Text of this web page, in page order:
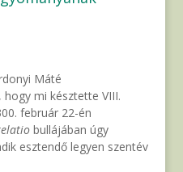
Máté
mi késztette VIII.
február 22-én
bullájában úgy
esztendő legyen szentév